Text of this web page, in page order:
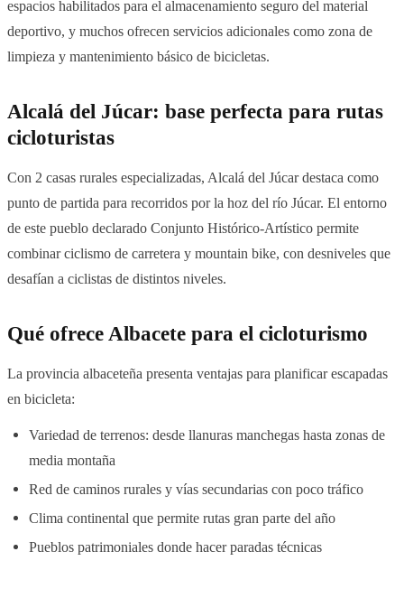
espacios habilitados para el almacenamiento seguro del material
deportivo, y muchos ofrecen servicios adicionales como zona de
limpieza y mantenimiento básico de bicicletas.
Alcalá del Júcar: base perfecta para rutas
cicloturistas
Con 2 casas rurales especializadas, Alcalá del Júcar destaca como
punto de partida para recorridos por la hoz del río Júcar. El entorno
de este pueblo declarado Conjunto Histórico-Artístico permite
combinar ciclismo de carretera y mountain bike, con desniveles que
desafían a ciclistas de distintos niveles.
Qué ofrece Albacete para el cicloturismo
La provincia albaceteña presenta ventajas para planificar escapadas
en bicicleta:
Variedad de terrenos: desde llanuras manchegas hasta zonas de
media montaña
Red de caminos rurales y vías secundarias con poco tráfico
Clima continental que permite rutas gran parte del año
Pueblos patrimoniales donde hacer paradas técnicas